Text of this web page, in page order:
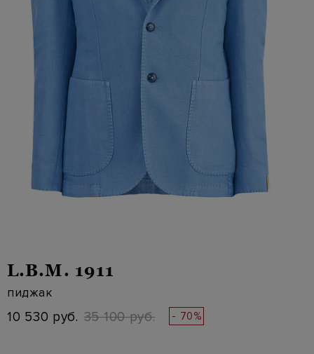
L.B.M. 1911
пиджак
10 530 руб. 35 100 руб. - 70%